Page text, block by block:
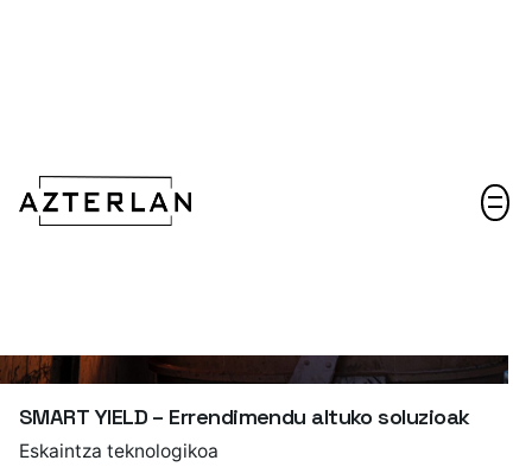
SMART YIELD – Errendimendu altuko soluzioak
Eskaintza teknologikoa